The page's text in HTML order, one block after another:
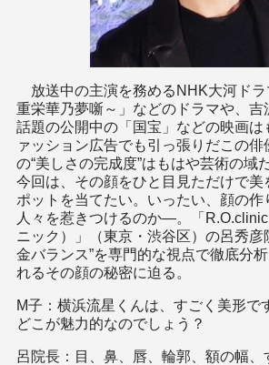
放送中の主演を務めるNHK大河ドラ
重栄華乃夢噺～」などのドラマや、吉
話題の公開中の「国宝」などの映画は
ァッション広告でも引っ張りだこの俳
の“美しさの完成度”はもはや芸術の域
今回は、その顔をひと目見ただけで美
ポットを当てたい。いったい、顔の作
人々を惹きつけるのか―。「
ニック）」（東京・渋谷区）の呂秀彦
金バランス”を専門的な視点で徹底分析
れるその顔の秘密に迫る。
M子：横浜流星くんは、すごく美形で
どこが魅力的なのでしょう？
呂院長：目、鼻、唇、輪郭、額の幅、